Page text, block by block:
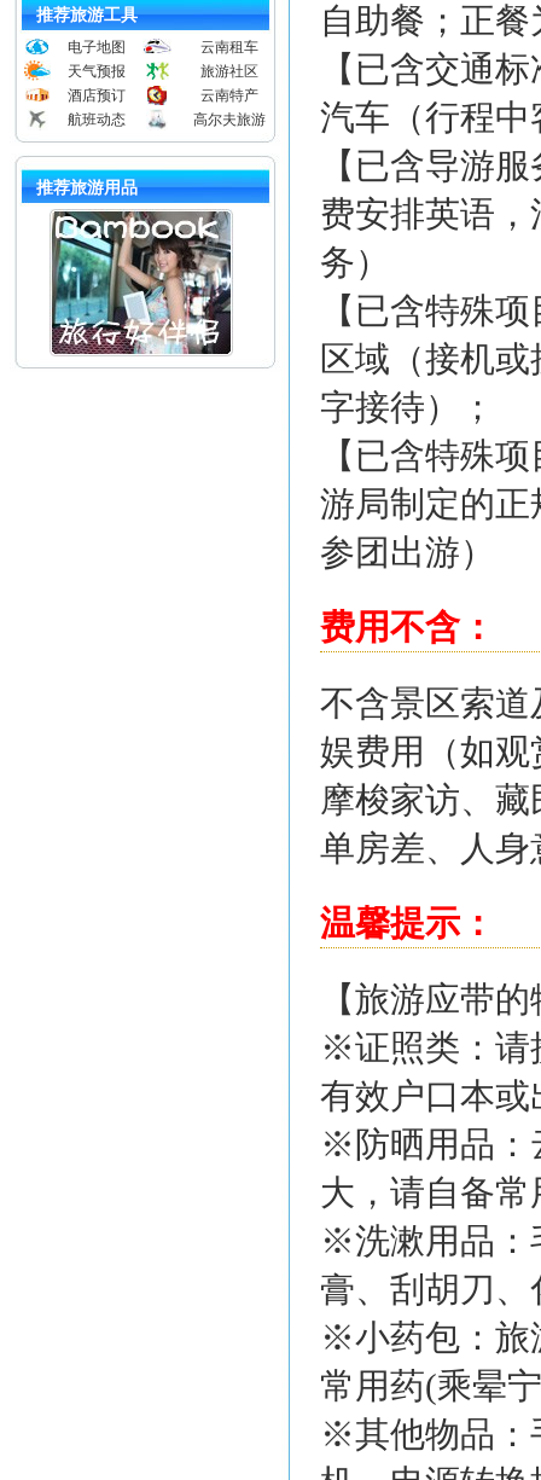
推荐旅游工具
电子地图
云南租车
天气预报
旅游社区
酒店预订
云南特产
航班动态
高尔夫旅游
推荐旅游用品
自助餐；正
【已含交通
汽车（行程
【已含导游
费安排英语
务）
【已含特殊
区域（接机
字接待）；
【已含特殊
游局制定的
参团出游）
费用不含：
不含景区索
娱费用（如
摩梭家访、
单房差、人
温馨提示：
【旅游应带
※证照类：请
有效户口本
※防晒用品：
大，请自备
※洗漱用品：
膏、刮胡刀
※小药包：旅
常用药(乘晕
※其他物品：